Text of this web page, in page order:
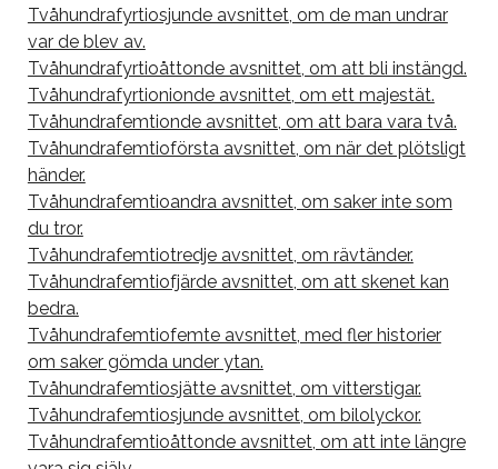
Tvåhundrafyrtiosjunde avsnittet, om de man undrar
var de blev av.
Tvåhundrafyrtioåttonde avsnittet, om att bli instängd.
Tvåhundrafyrtionionde avsnittet, om ett majestät.
Tvåhundrafemtionde avsnittet, om att bara vara två.
Tvåhundrafemtioförsta avsnittet, om när det plötsligt
händer.
Tvåhundrafemtioandra avsnittet, om saker inte som
du tror.
Tvåhundrafemtiotredje avsnittet, om rävtänder.
Tvåhundrafemtiofjärde avsnittet, om att skenet kan
bedra.
Tvåhundrafemtiofemte avsnittet, med fler historier
om saker gömda under ytan.
Tvåhundrafemtiosjätte avsnittet, om vitterstigar.
Tvåhundrafemtiosjunde avsnittet, om bilolyckor.
Tvåhundrafemtioåttonde avsnittet, om att inte längre